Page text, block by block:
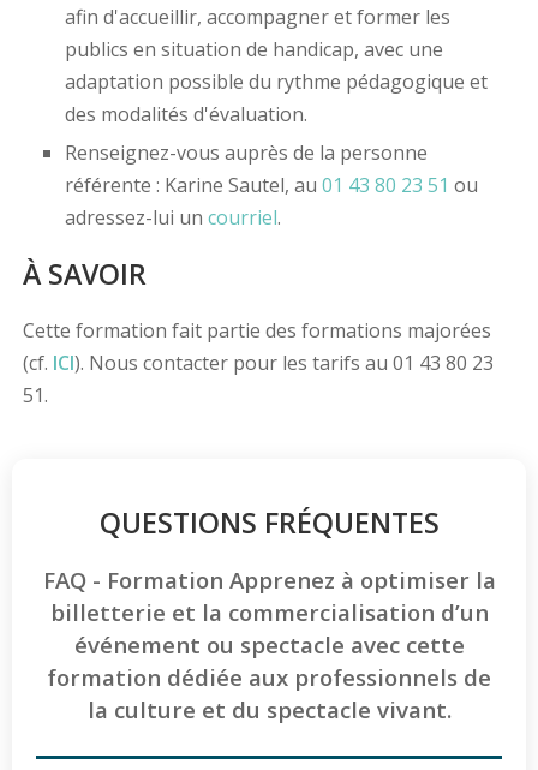
afin d'accueillir, accompagner et former les
publics en situation de handicap, avec une
adaptation possible du rythme pédagogique et
des modalités d'évaluation.
Renseignez-vous auprès de la personne
référente : Karine Sautel, au 01 43 80 23 51 ou
adressez-lui un courriel.
À SAVOIR
Cette formation fait partie des formations majorées
(cf. ICI). Nous contacter pour les tarifs au 01 43 80 23
51.
QUESTIONS FRÉQUENTES
FAQ - Formation Apprenez à optimiser la
billetterie et la commercialisation d’un
événement ou spectacle avec cette
formation dédiée aux professionnels de
la culture et du spectacle vivant.